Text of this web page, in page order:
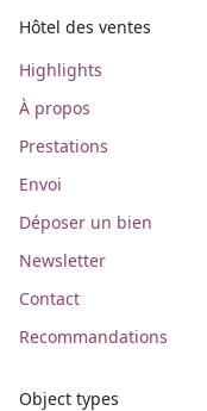
Hôtel des ventes
Highlights
À propos
Prestations
Envoi
Déposer un bien
Newsletter
Contact
Recommandations
Object types